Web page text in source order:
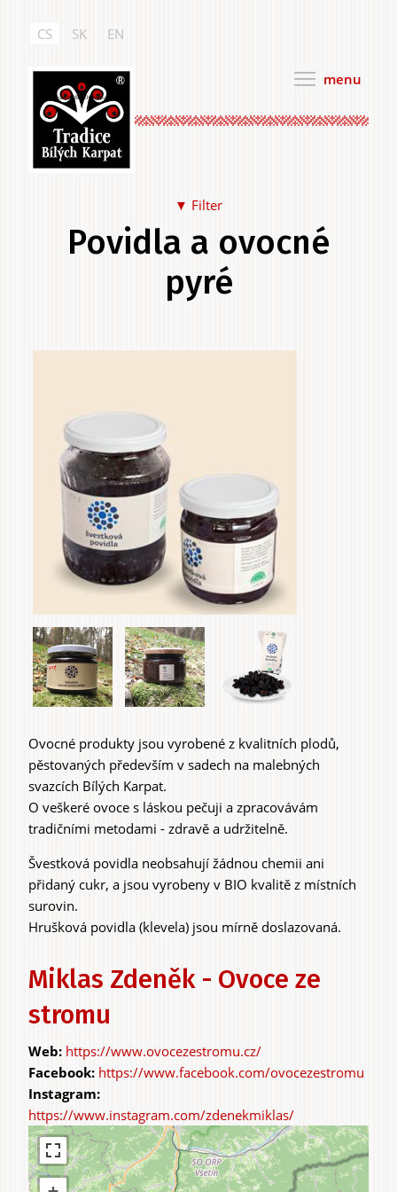
obsahu
Tradice Bílých Karpat
menu
CS SK EN
▼ Filter
Jídlo a pití
Do domu a bytu
Do zahrady a sadu
Služby
Zážitky
a agroturistika
Povidla a ovocné
pyré
Ovocné produkty jsou vyrobené z kvalitních plodů,
pěstovaných především v sadech na malebných
svazcích Bílých Karpat.
O veškeré ovoce s láskou pečuji a zpracovávám
tradičními metodami - zdravě a udržitelně.
Švestková povidla neobsahují žádnou chemii ani
přidaný cukr, a jsou vyrobeny v BIO kvalitě z místních
surovin.
Hrušková povidla (klevela) jsou mírně doslazovaná.
Miklas Zdeněk - Ovoce ze
stromu
https://www.ovocezestromu.cz/
https://www.facebook.com/ovocezestromu
https://www.instagram.com/zdenekmiklas/